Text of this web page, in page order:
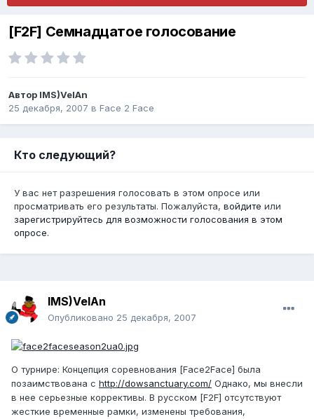
[F2F] Семнадцатое голосование
Автор IMS)VelAn
25 декабря, 2007 в Face 2 Face
Кто следующий?
У вас нет разрешения голосовать в этом опросе или
просматривать его результаты. Пожалуйста, войдите или
зарегистрируйтесь для возможности голосования в этом
опросе.
IMS)VelAn
Опубликовано 25 декабря, 2007
О турнире: Концепция соревнования [Face2Face] была
позаимствована с http://dowsanctuary.com/ Однако, мы внесли
в нее серьезные коррективы. В русском [F2F] отсутствуют
жесткие временные рамки, изменены требования,